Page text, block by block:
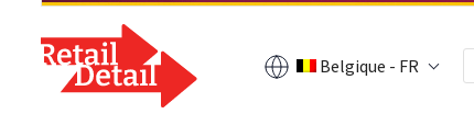
Belgique - FR